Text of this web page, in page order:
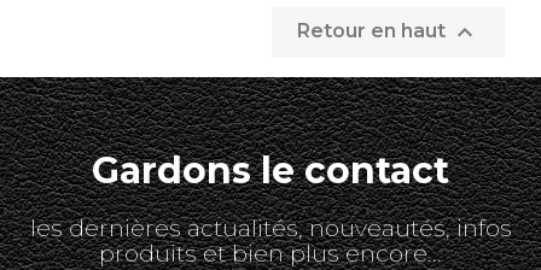
Retour en haut 
Gardons le contact
les dernières actualités, nouveautés, infos
produits et bien plus encore...